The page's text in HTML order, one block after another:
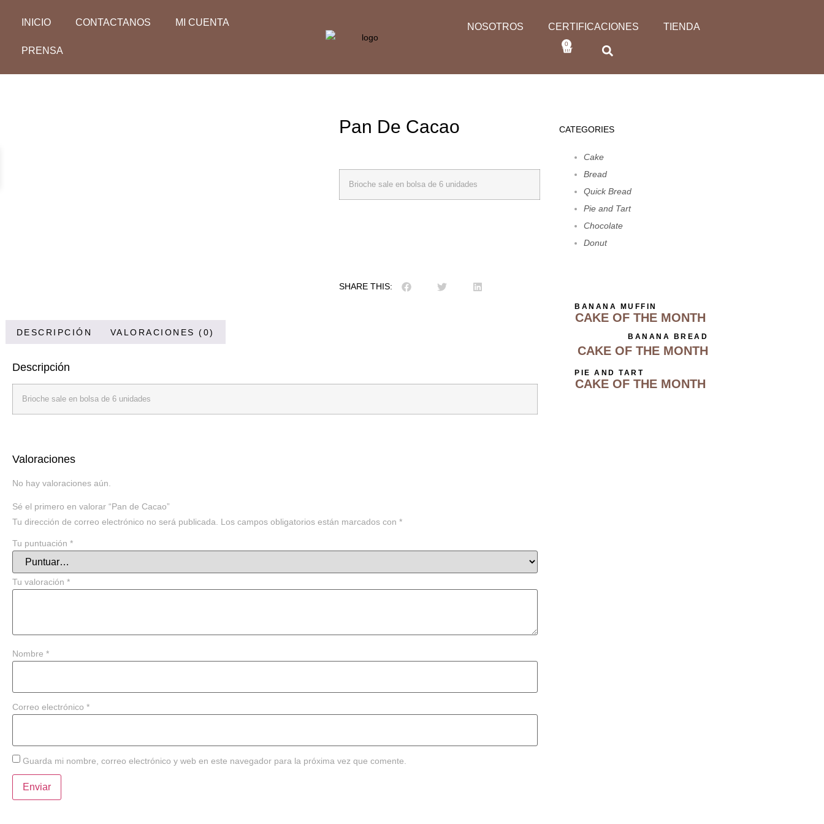
INICIO CONTACTANOS MI CUENTA
PRENSA
NOSOTROS CERTIFICACIONES TIENDA
0
Pan De Cacao
Brioche sale en bolsa de 6 unidades
SHARE THIS:
DESCRIPCIÓN VALORACIONES (0)
Descripción
Brioche sale en bolsa de 6 unidades
Valoraciones
No hay valoraciones aún.
Sé el primero en valorar “Pan de Cacao”
Tu dirección de correo electrónico no será publicada.
Los campos obligatorios están marcados con *
Tu puntuación *
Tu valoración *
Nombre *
Correo electrónico *
Guarda mi nombre, correo electrónico y web en este navegador para la próxima vez que comente.
CATEGORIES
Cake
Bread
Quick Bread
Pie and Tart
Chocolate
Donut
BANANA MUFFIN
CAKE OF THE MONTH
BANANA BREAD
CAKE OF THE MONTH
PIE AND TART
CAKE OF THE MONTH